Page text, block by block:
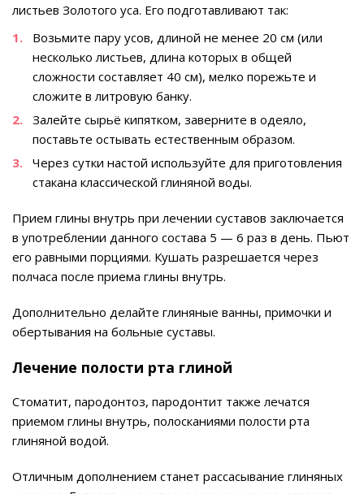
листьев Золотого уса. Его подготавливают так:
Возьмите пару усов, длиной не менее 20 см (или
несколько листьев, длина которых в общей
сложности составляет 40 см), мелко порежьте и
сложите в литровую банку.
Залейте сырьё кипятком, заверните в одеяло,
поставьте остывать естественным образом.
Через сутки настой используйте для приготовления
стакана классической глиняной воды.
Прием глины внутрь при лечении суставов заключается
в употреблении данного состава 5 — 6 раз в день. Пьют
его равными порциями. Кушать разрешается через
полчаса после приема глины внутрь.
Дополнительно делайте глиняные ванны, примочки и
обертывания на больные суставы.
Лечение полости рта глиной
Стоматит, пародонтоз, пародонтит также лечатся
приемом глины внутрь, полосканиями полости рта
глиняной водой.
Отличным дополнением станет рассасывание глиняных